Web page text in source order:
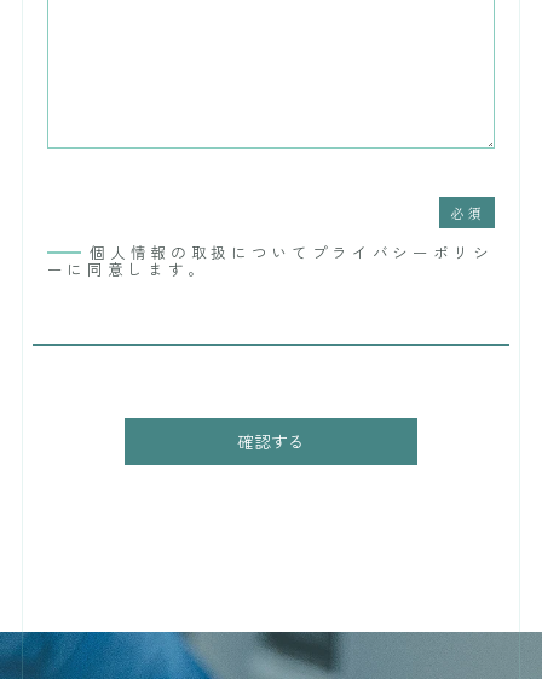
個人情報の取扱についてプライバシーポリシ
ーに同意します。